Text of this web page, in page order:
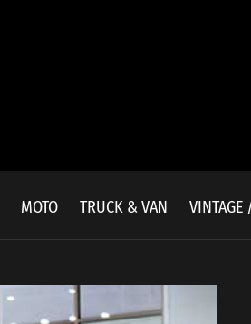
MOTO TRUCK & VAN VINTAGE